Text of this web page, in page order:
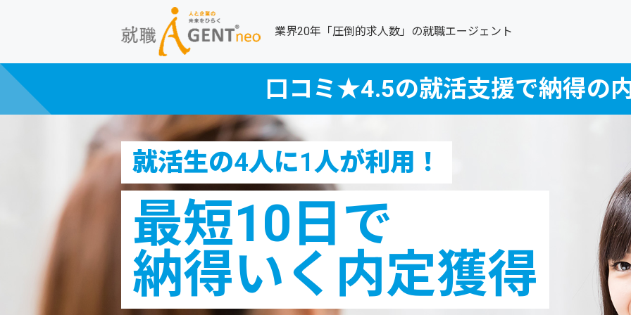
業界20年「圧倒的求人数」の就職エージェント
口コミ★4.5の就活支援で納得の
就活生の4人に1人が利用！
最短10日で
納得いく内定獲得